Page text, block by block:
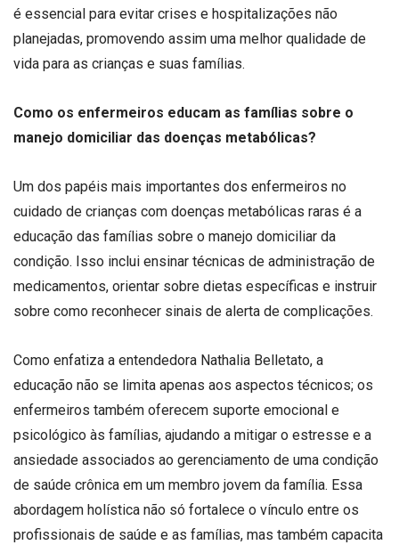
é essencial para evitar crises e hospitalizações não
planejadas, promovendo assim uma melhor qualidade de
vida para as crianças e suas famílias.
Como os enfermeiros educam as famílias sobre o
manejo domiciliar das doenças metabólicas?
Um dos papéis mais importantes dos enfermeiros no
cuidado de crianças com doenças metabólicas raras é a
educação das famílias sobre o manejo domiciliar da
condição. Isso inclui ensinar técnicas de administração de
medicamentos, orientar sobre dietas específicas e instruir
sobre como reconhecer sinais de alerta de complicações.
Como enfatiza a entendedora Nathalia Belletato, a
educação não se limita apenas aos aspectos técnicos; os
enfermeiros também oferecem suporte emocional e
psicológico às famílias, ajudando a mitigar o estresse e a
ansiedade associados ao gerenciamento de uma condição
de saúde crônica em um membro jovem da família. Essa
abordagem holística não só fortalece o vínculo entre os
profissionais de saúde e as famílias, mas também capacita